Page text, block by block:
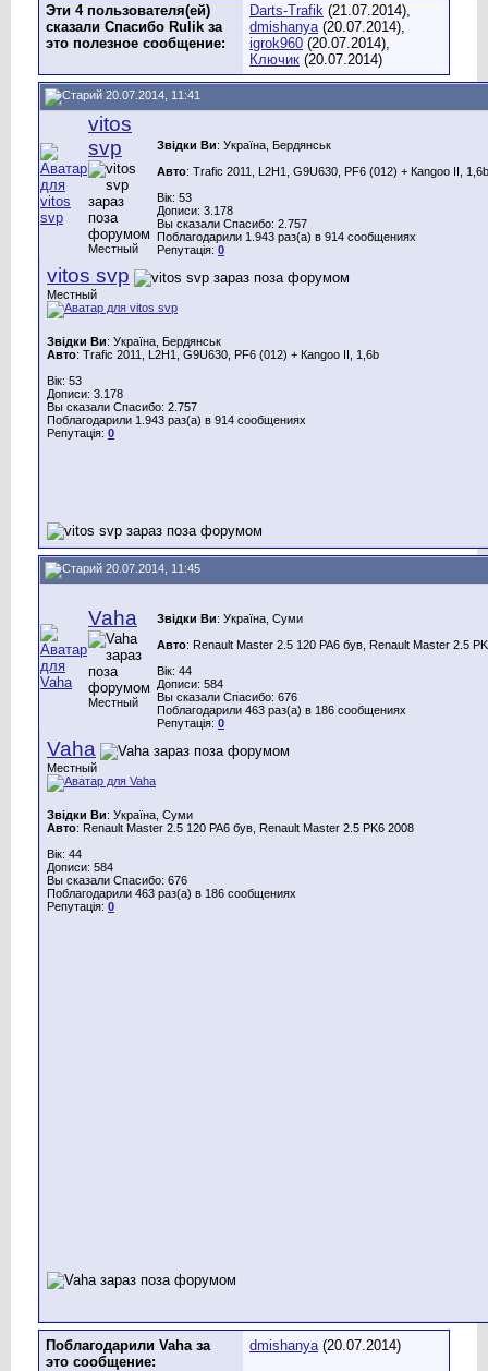
Эти 4 пользователя(ей)
сказали Спасибо Rulik за
это полезное сообщение:
Darts-Trafik (21.07.2014),
dmishanya (20.07.2014),
igrok960 (20.07.2014),
Ключик (20.07.2014)
20.07.2014, 11:41
vitos
svp
Местный
Звідки Ви: Україна, Бердянськ
Авто: Trafic 2011, L2H1, G9U630, PF6 (012) + Каngoo II, 1,6b
Вік: 53
Дописи: 3.178
Вы сказали Спасибо: 2.757
Поблагодарили 1.943 раз(а) в 914 сообщениях
Репутація: 0
vitos svp
Местный
Звідки Ви: Україна, Бердянськ
Авто: Trafic 2011, L2H1, G9U630, PF6 (012) + Каngoo II, 1,6b
Вік: 53
Дописи: 3.178
Вы сказали Спасибо: 2.757
Поблагодарили 1.943 раз(а) в 914 сообщениях
Репутація: 0
20.07.2014, 11:45
Vaha
Местный
Звідки Ви: Україна, Суми
Авто: Renault Master 2.5 120 PA6 був, Renault Master 2.5
Вік: 44
Дописи: 584
Вы сказали Спасибо: 676
Поблагодарили 463 раз(а) в 186 сообщениях
Репутація: 0
Vaha
Местный
Звідки Ви: Україна, Суми
Авто: Renault Master 2.5 120 PA6 був, Renault Master 2.5 PK6 2008
Вік: 44
Дописи: 584
Вы сказали Спасибо: 676
Поблагодарили 463 раз(а) в 186 сообщениях
Репутація: 0
Поблагодарили Vaha за
это сообщение:
dmishanya (20.07.2014)